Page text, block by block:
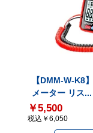
【DMM-W-K8
メーター リス...
￥5,500
税込￥6,050